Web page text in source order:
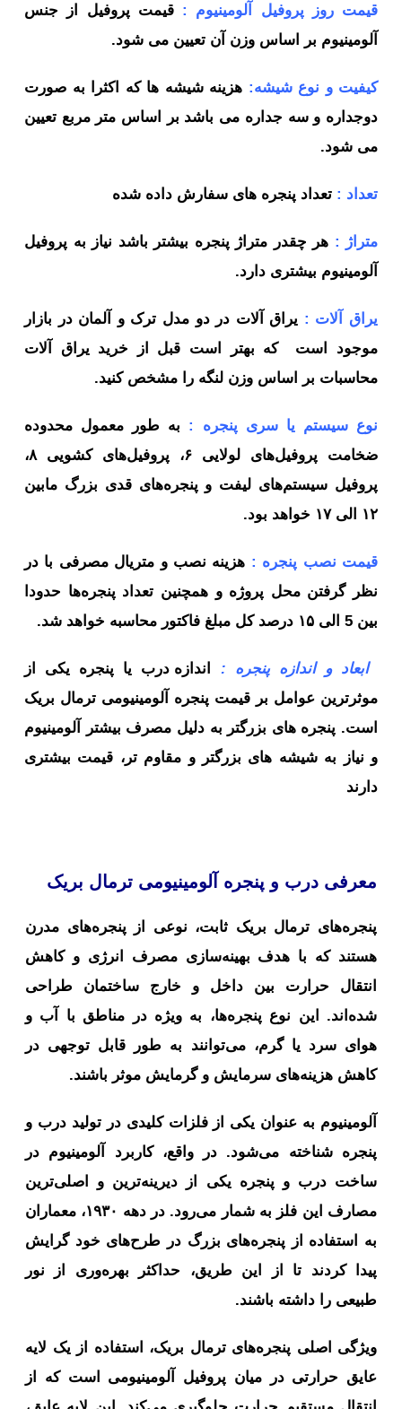
قیمت روز پروفیل آلومینیوم : قیمت پروفیل از جنس
آلومینیوم بر اساس وزن آن تعیین می شود.
کیفیت و نوع شیشه: هزینه شیشه ها که اکثرا به صورت
دوجداره و سه جداره می باشد بر اساس متر مربع تعیین
می شود.
تعداد : تعداد پنجره های سفارش داده شده
متراژ : هر چقدر متراژ پنجره بیشتر باشد نیاز به پروفیل
آلومینیوم بیشتری دارد.
یراق آلات : یراق آلات در دو مدل ترک و آلمان در بازار
موجود است که بهتر است قبل از خرید یراق آلات
محاسبات بر اساس وزن لنگه را مشخص کنید.
نوع سیستم یا سری پنجره : به طور معمول محدوده
ضخامت پروفیل‌های لولایی ۶، پروفیل‌های کشویی ۸،
پروفیل سیستم‌های لیفت و پنجره‌های قدی بزرگ مابین
۱۲ الی ۱۷ خواهد بود.
قیمت نصب پنجره : هزینه‌ نصب و متریال مصرفی با در
نظر گرفتن محل پروژه و همچنین تعداد پنجره‌ها حدودا
بین 5 الی ۱۵ درصد کل مبلغ فاکتور محاسبه خواهد شد.
ابعاد و اندازه پنجره :
اندازه درب یا پنجره یکی از
موثرترین عوامل بر قیمت پنجره آلومینیومی ترمال بریک
است. پنجره های بزرگتر به دلیل مصرف بیشتر آلومینیوم
و نیاز به شیشه های بزرگتر و مقاوم تر، قیمت بیشتری
دارند
معرفی درب و پنجره آلومینیومی ترمال بریک
پنجره‌های ترمال بریک ثابت، نوعی از پنجره‌های مدرن
هستند که با هدف بهینه‌سازی مصرف انرژی و کاهش
انتقال حرارت بین داخل و خارج ساختمان طراحی
شده‌اند. این نوع پنجره‌ها، به ویژه در مناطق با آب و
هوای سرد یا گرم، می‌توانند به طور قابل توجهی در
کاهش هزینه‌های سرمایش و گرمایش موثر باشند.
آلومینیوم به عنوان یکی از فلزات کلیدی در تولید درب و
پنجره شناخته می‌شود. در واقع، کاربرد آلومینیوم در
ساخت درب و پنجره یکی از دیرینه‌ترین و اصلی‌ترین
مصارف این فلز به شمار می‌رود. در دهه ۱۹۳۰، معماران
به استفاده از پنجره‌های بزرگ در طرح‌های خود گرایش
پیدا کردند تا از این طریق، حداکثر بهره‌وری از نور
طبیعی را داشته باشند.
ویژگی اصلی پنجره‌های ترمال بریک، استفاده از یک لایه
عایق حرارتی در میان پروفیل آلومینیومی است که از